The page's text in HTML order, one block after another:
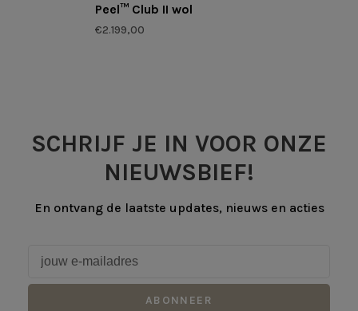
Peel™ Club II wol
€2.199,00
SCHRIJF JE IN VOOR ONZE
NIEUWSBIEF!
En ontvang de laatste updates, nieuws en acties
ABONNEER